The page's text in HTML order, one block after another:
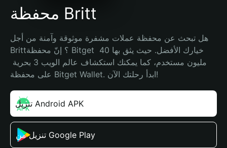
محفظة Britt
هل تبحث عن محفظة عملات مشفرة موثوقة وآمنة من أجل
Britt؟ إنّ محفظة Bitget خيارك الأفضل. حيث يثق بها 40
على محفظة Bitget Wallet. ابدأ رحلتك الآن!
تنزيل Android APK
تنزيل من Google Play